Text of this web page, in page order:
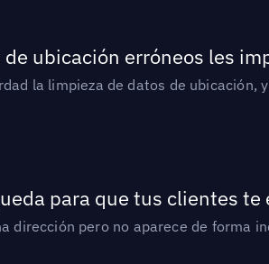
ubicación erróneos les
la limpieza de datos de ubicación,
para que tus clientes
dirección pero no aparece de forma